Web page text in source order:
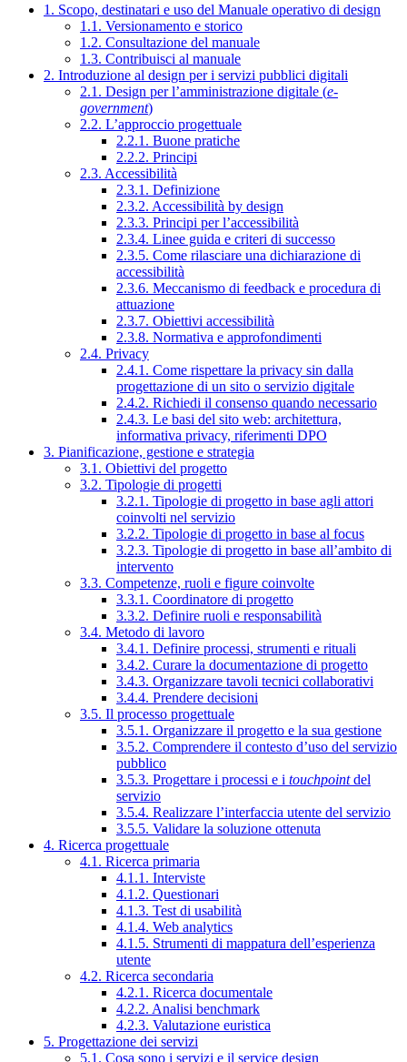
1. Scopo, destinatari e uso del Manuale operativo di design
1.1. Versionamento e storico
1.2. Consultazione del manuale
1.3. Contribuisci al manuale
2. Introduzione al design per i servizi pubblici digitali
2.1. Design per l’amministrazione digitale (e-
government)
2.2. L’approccio progettuale
2.2.1. Buone pratiche
2.2.2. Principi
2.3. Accessibilità
2.3.1. Definizione
2.3.2. Accessibilità by design
2.3.3. Principi per l’accessibilità
2.3.4. Linee guida e criteri di successo
2.3.5. Come rilasciare una dichiarazione di
accessibilità
2.3.6. Meccanismo di feedback e procedura di
attuazione
2.3.7. Obiettivi accessibilità
2.3.8. Normativa e approfondimenti
2.4. Privacy
2.4.1. Come rispettare la privacy sin dalla
progettazione di un sito o servizio digitale
2.4.2. Richiedi il consenso quando necessario
2.4.3. Le basi del sito web: architettura,
informativa privacy, riferimenti DPO
3. Pianificazione, gestione e strategia
3.1. Obiettivi del progetto
3.2. Tipologie di progetti
3.2.1. Tipologie di progetto in base agli attori
coinvolti nel servizio
3.2.2. Tipologie di progetto in base al focus
3.2.3. Tipologie di progetto in base all’ambito di
intervento
3.3. Competenze, ruoli e figure coinvolte
3.3.1. Coordinatore di progetto
3.3.2. Definire ruoli e responsabilità
3.4. Metodo di lavoro
3.4.1. Definire processi, strumenti e rituali
3.4.2. Curare la documentazione di progetto
3.4.3. Organizzare tavoli tecnici collaborativi
3.4.4. Prendere decisioni
3.5. Il processo progettuale
3.5.1. Organizzare il progetto e la sua gestione
3.5.2. Comprendere il contesto d’uso del servizio
pubblico
3.5.3. Progettare i processi e i touchpointdel
servizio
3.5.4. Realizzare l’interfaccia utente del servizio
3.5.5. Validare la soluzione ottenuta
4. Ricerca progettuale
4.1. Ricerca primaria
4.1.1. Interviste
4.1.2. Questionari
4.1.3. Test di usabilità
4.1.4. Web analytics
4.1.5. Strumenti di mappatura dell’esperienza
utente
4.2. Ricerca secondaria
4.2.1. Ricerca documentale
4.2.2. Analisi benchmark
4.2.3. Valutazione euristica
5. Progettazione dei servizi
5.1. Cosa sono i servizi e il service design